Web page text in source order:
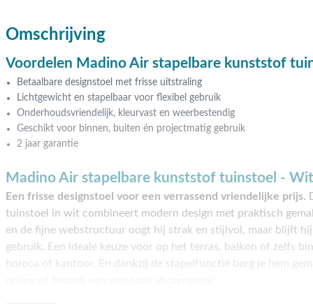
Omschrijving
Voordelen Madino Air stapelbare kunststof
Betaalbare designstoel met frisse uitstraling
Lichtgewicht en stapelbaar voor flexibel gebruik
Onderhoudsvriendelijk, kleurvast en weerbestendig
Geschikt voor binnen, buiten én projectmatig gebruik
2 jaar garantie
Madino Air stapelbare kunststof tuinstoel - Wit
Een frisse designstoel voor een verrassend vriendelijke prijs.
tuinstoel in wit combineert modern design met praktisch
en de fijne webstructuur oogt hij strak en stijlvol, maar blijft
gebruik. Een ideale keuze voor op het terras, balkon of zelfs
horeca of kantoor. En dankzij de stapelfunctie berg je hem